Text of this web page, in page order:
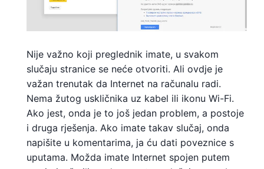
Nije važno koji preglednik imate, u svakom
slučaju stranice se neće otvoriti. Ali ovdje je
važan trenutak da Internet na računalu radi.
Nema žutog uskličnika uz kabel ili ikonu Wi-Fi.
Ako jest, onda je to još jedan problem, a postoje
i druga rješenja. Ako imate takav slučaj, onda
napišite u komentarima, ja ću dati poveznice s
uputama. Možda imate Internet spojen putem